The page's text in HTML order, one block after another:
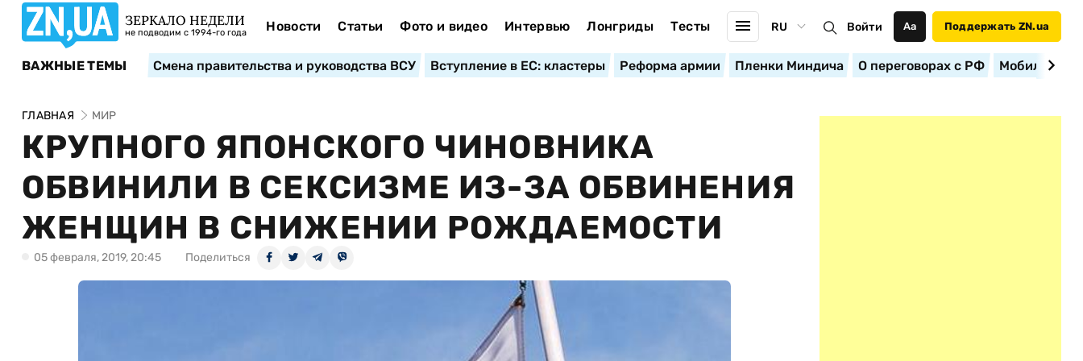
ЗЕРКАЛО НЕДЕЛИ
не подводим с 1994-го года Новости Статьи Фото и видео Интервью Лонгриды Тесты RU Войти Аа Поддержать ZN.ua
ВАЖНЫЕ ТЕМЫ Смена правительства и руководства ВСУ Вступление в ЕС: кластеры Реформа армии Пленки Миндича О переговорах с РФ
ГЛАВНАЯ МИР
КРУПНОГО ЯПОНСКОГО ЧИНОВНИКА
ОБВИНИЛИ В СЕКСИЗМЕ ИЗ-ЗА ОБВИНЕНИЯ
ЖЕНЩИН В СНИЖЕНИИ РОЖДАЕМОСТИ
05 февраля, 2019, 20:45 Поделиться